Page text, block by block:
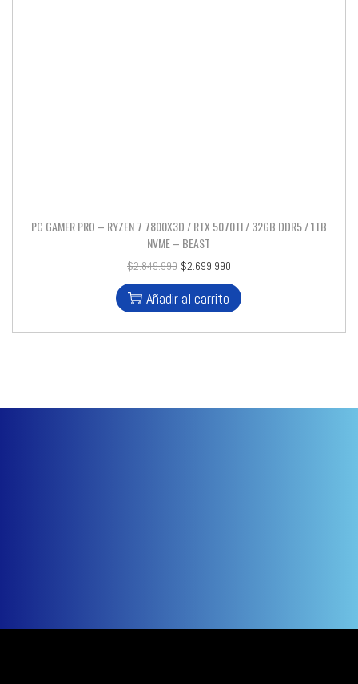
PC GAMER PRO – RYZEN 7 7800X3D / RTX 5070TI / 32GB DDR5 / 1TB
NVME – BEAST
$2.849.990 $2.699.990
Añadir al carrito